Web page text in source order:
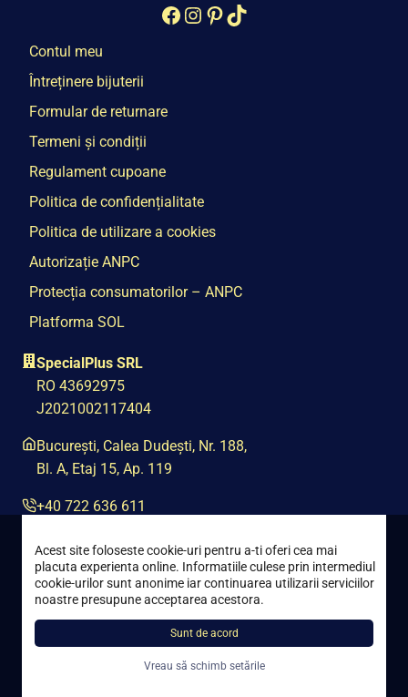
Facebook
Instagram
Pinterest
TikTok
Contul meu
Întreținere bijuterii
Formular de returnare
Termeni și condiții
Regulament cupoane
Politica de confidențialitate
Politica de utilizare a cookies
Autorizație ANPC
Protecția consumatorilor – ANPC
Platforma SOL
SpecialPlus SRL
RO 43692975
J2021002117404
București, Calea Dudești, Nr. 188,
Bl. A, Etaj 15, Ap. 119
+40 722 636 611
contact@special-plus.ro
Toate drepturile rezervate © 2021 – 2026 Special Plus
Acest site foloseste cookie-uri pentru a-ti oferi cea mai
placuta experienta online. Informatiile culese prin intermediul
cookie-urilor sunt anonime iar continuarea utilizarii serviciilor
noastre presupune acceptarea acestora.
Sunt de acord
Vreau să schimb setările